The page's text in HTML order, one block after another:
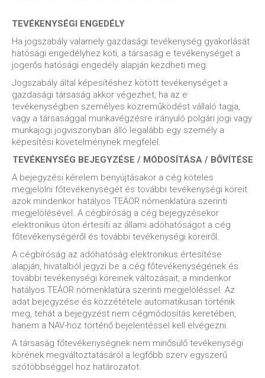
TEVÉKENYSÉGI ENGEDÉLY
Ha jogszabály valamely gazdasági tevékenység gyakorlását
hatósági engedélyhez köti, a társaság e tevékenységet a
jogerős hatósági engedély alapján kezdheti meg.
Jogszabály által képesítéshez kötött tevékenységet a
gazdasági társaság akkor végezhet, ha az e
tevékenységben személyes közreműködést vállaló tagja,
vagy a társasággal munkavégzésre irányuló polgári jogi vagy
munkajogi jogviszonyban álló legalább egy személy a
képesítési követelménynek megfelel.
TEVÉKENYSÉG BEJEGYZÉSE / MÓDOSÍTÁSA / BŐVÍTÉSE
A bejegyzési kérelem benyújtásakor a cég köteles
megjelölni főtevékenységét és további tevékenységi köreit
azok mindenkor hatályos TEÁOR nómenklatúra szerinti
megjelölésével. A cégbíróság a cég bejegyzésekor
elektronikus úton értesíti az állami adóhatóságot a cég
főtevékenységéről és további tevékenységi köreiről.
A cégbíróság az adóhatóság elektronikus értesítése
alapján, hivatalból jegyzi be a cég főtevékenységének és
további tevékenységi köreinek változásait, a mindenkor
hatályos TEÁOR nómenklatúra szerinti megjelöléssel. Az
adat bejegyzése és közzététele automatikusan történik
meg, tehát a bejegyzést nem cégmódosítás keretében,
hanem a NAV-hoz történő bejelentéssel kell elvégezni.
A társaság főtevékenységnek nem minősülő tevékenységi
körének megváltoztatásáról a legfőbb szerv egyszerű
szótöbbséggel hoz határozatot.